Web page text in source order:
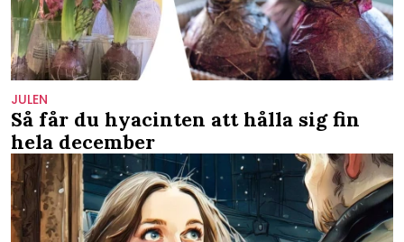
JULEN
Så får du hyacinten att hålla sig fin
hela december